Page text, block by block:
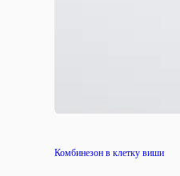
Комбинезон в клетку виши